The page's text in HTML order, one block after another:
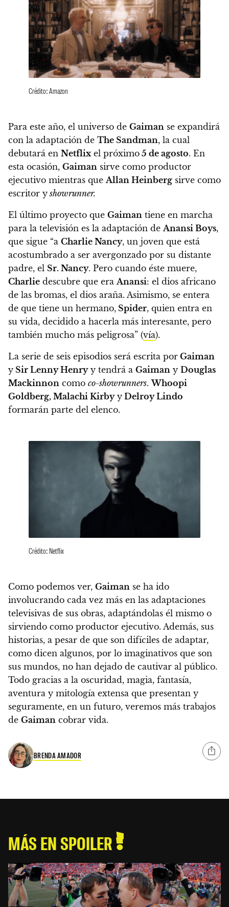
Crédito: Amazon
Para este año, el universo de Gaiman se expandirá
con la adaptación de The Sandman, la cual
debutará en Netflixel próximo 5 de agosto. En
esta ocasión, Gaiman sirve como productor
ejecutivo mientras queAllan Heinberg sirve como
escritor yshowrunner.
El último proyecto que Gaiman tiene en marcha
para la televisión es la adaptación deAnansi Boys,
que sigue “a Charlie Nancy, un joven que está
acostumbrado a ser avergonzado por su distante
padre, el Sr. Nancy. Pero cuando éste muere,
Charlie descubre que eraAnansi: el dios africano
de las bromas, el dios araña. Asimismo, se entera
de que tiene un hermano, Spider, quien entra en
su vida, decidido a hacerla más interesante, pero
también mucho más peligrosa” (vía).
La serie de seis episodios será escrita por Gaiman
y Sir Lenny Henryy tendrá a Gaiman y Douglas
Mackinnon como co-showrunners.Whoopi
Goldberg, Malachi Kirbyy Delroy Lindo
formarán parte del elenco.
Crédito: Netflix
Como podemos ver, Gaiman se ha ido
involucrando cada vez más en las adaptaciones
televisivas de sus obras, adaptándolas él mismo o
sirviendo como productor ejecutivo. Además, sus
historias, a pesar de que son difíciles de adaptar,
como dicen algunos, por lo imaginativos que son
sus mundos, no han dejado de cautivar al público.
Todo gracias a la oscuridad, magia, fantasía,
aventura y mitología extensa que presentan y
seguramente, en un futuro, veremos más trabajos
de Gaiman cobrar vida.
BRENDA AMADOR
MÁS EN SPOILER